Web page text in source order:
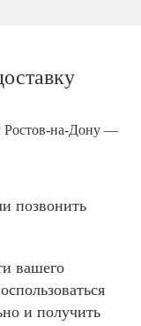
Ростов-на-Дону —
позвонить
вашего
и получить